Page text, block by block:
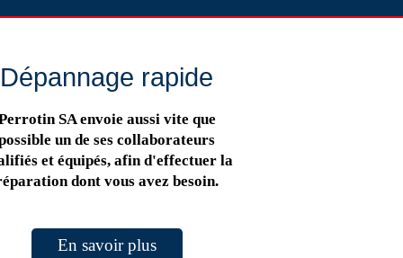
Dépannage rapide
SA envoie aussi vite que
un de ses collaborateurs
et équipés, afin d'effectuer la
dont vous avez besoin.
En savoir plus